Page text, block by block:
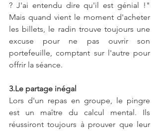
? J'ai entendu dire qu'il est génial !"
Mais quand vient le moment d'acheter
les billets, le radin trouve toujours une
excuse pour ne pas ouvrir son
portefeuille, comptant sur l'autre pour
offrir la séance.
3.Le partage inégal
Lors d'un repas en groupe, le pingre
est un maître du calcul mental. Ils
réussiront toujours à prouver que leur